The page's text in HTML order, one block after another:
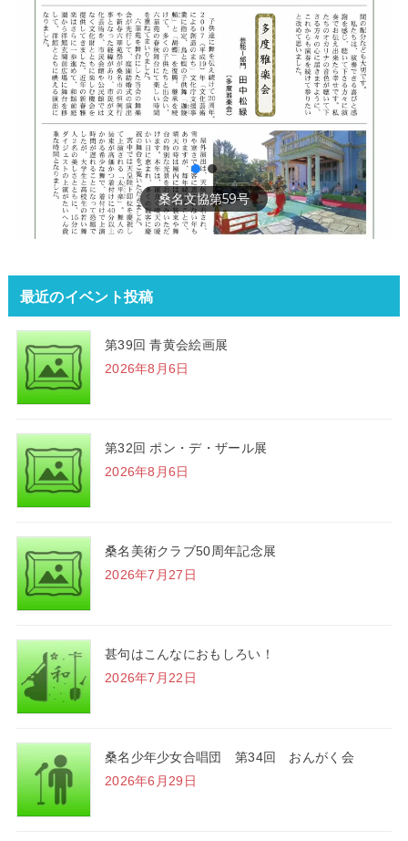
桑名文協第59号
最近のイベント投稿
第39回 青黄会絵画展
2026年8月6日
第32回 ポン・デ・ザール展
2026年8月6日
桑名美術クラブ50周年記念展
2026年7月27日
甚句はこんなにおもしろい！
2026年7月22日
桑名少年少女合唱団 第34回 おんがく会
2026年6月29日